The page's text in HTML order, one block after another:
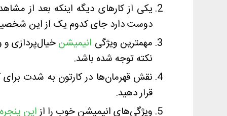
یکی از کارهای دیگه اینکه بعد از
دوست دارد جای کدوم یک از این
مهمترین ویژگی انیمیشنخیال‌پردازی
نکته توجه شده باشد.
نقش قهرمان‌ها در کارتون به شدت
قرار دهید.
ویژگی‌های انیمیشن خوب را ازاین پنجره